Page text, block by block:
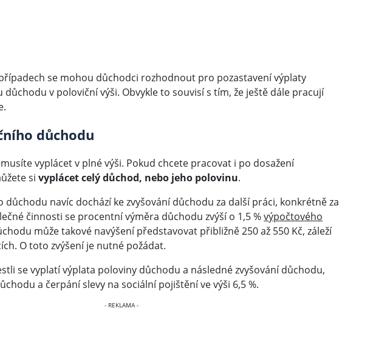
se mohou důchodci rozhodnout pro pozastavení výplaty
v poloviční výši. Obvykle to souvisí s tím, že ještě dále pracují
důchodu
vyplácet v plné výši. Pokud chcete pracovat i po dosažení
si vyplácet celý důchod, nebo jeho polovinu.
důchodu navíc dochází ke zvyšování důchodu za další práci, konkrétně za
činnosti se procentní výměra důchodu zvýší o 1,5 %výpočtového
může takové navýšení představovat přibližně 250 až 550 Kč, záleží
O toto zvýšení je nutné požádat.
se vyplatí výplata poloviny důchodu a následné zvyšování důchodu,
a čerpání slevy na sociální pojištění ve výši 6,5 %.